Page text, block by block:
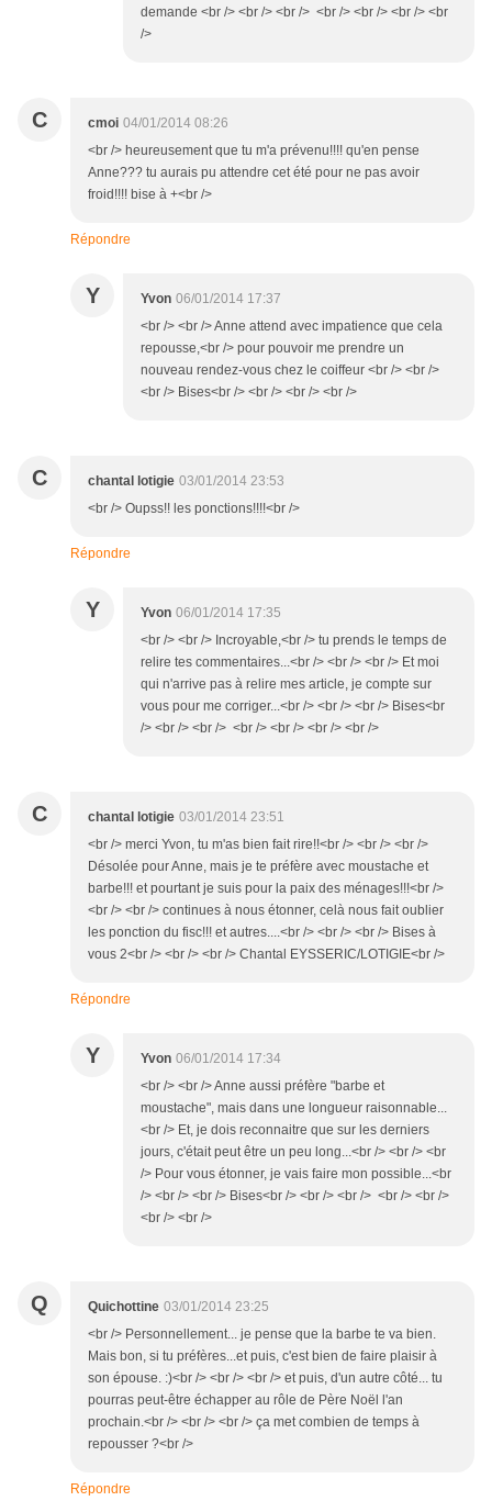
demande <br /> <br /> <br /> <br /> <br /> <br /> <br
/>
C cmoi 04/01/2014 08:26
<br /> heureusement que tu m'a prévenu!!!! qu'en pense
Anne??? tu aurais pu attendre cet été pour ne pas avoir
froid!!!! bise à +<br />
Répondre
Y Yvon 06/01/2014 17:37
<br /> <br /> Anne attend avec impatience que cela
repousse,<br /> pour pouvoir me prendre un
nouveau rendez-vous chez le coiffeur <br /> <br />
<br /> Bises<br /> <br /> <br /> <br />
C chantal lotigie 03/01/2014 23:53
<br /> Oupss!! les ponctions!!!!<br />
Répondre
Y Yvon 06/01/2014 17:35
<br /> <br /> Incroyable,<br /> tu prends le temps de
relire tes commentaires...<br /> <br /> <br /> Et moi
qui n'arrive pas à relire mes article, je compte sur
vous pour me corriger...<br /> <br /> <br /> Bises<br
/> <br /> <br /> <br /> <br /> <br /> <br />
C chantal lotigie 03/01/2014 23:51
<br /> merci Yvon, tu m'as bien fait rire!!<br /> <br /> <br />
Désolée pour Anne, mais je te préfère avec moustache et
barbe!!! et pourtant je suis pour la paix des ménages!!!<br />
<br /> <br /> continues à nous étonner, celà nous fait oublier
les ponction du fisc!!! et autres....<br /> <br /> <br /> Bises à
vous 2<br /> <br /> <br /> Chantal EYSSERIC/LOTIGIE<br />
Répondre
Y Yvon 06/01/2014 17:34
<br /> <br /> Anne aussi préfère "barbe et
moustache", mais dans une longueur raisonnable...
<br /> Et, je dois reconnaitre que sur les derniers
jours, c'était peut être un peu long...<br /> <br /> <br
/> Pour vous étonner, je vais faire mon possible...<br
/> <br /> <br /> Bises<br /> <br /> <br /> <br /> <br />
<br /> <br />
Q Quichottine 03/01/2014 23:25
<br /> Personnellement... je pense que la barbe te va bien.
Mais bon, si tu préfères...et puis, c'est bien de faire plaisir à
son épouse. :)<br /> <br /> <br /> et puis, d'un autre côté... tu
pourras peut-être échapper au rôle de Père Noël l'an
prochain.<br /> <br /> <br /> ça met combien de temps à
repousser ?<br />
Répondre